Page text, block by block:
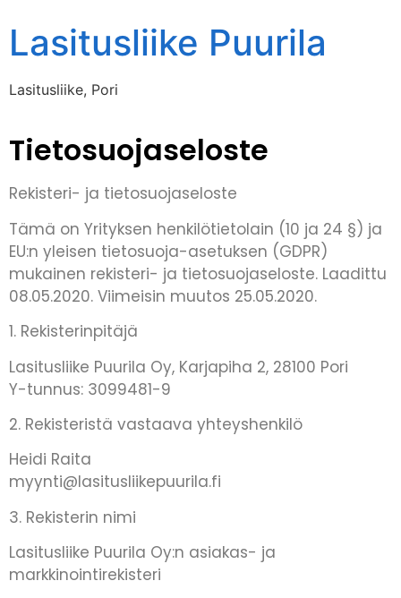
Lasitusliike Puurila
Lasitusliike, Pori
Tietosuojaseloste
Rekisteri- ja tietosuojaseloste
Tämä on Yrityksen henkilötietolain (10 ja 24 §) ja
EU:n yleisen tietosuoja-asetuksen (GDPR)
mukainen rekisteri- ja tietosuojaseloste. Laadittu
08.05.2020. Viimeisin muutos 25.05.2020.
1. Rekisterinpitäjä
Lasitusliike Puurila Oy, Karjapiha 2, 28100 Pori
Y-tunnus: 3099481-9
2. Rekisteristä vastaava yhteyshenkilö
Heidi Raita
myynti@lasitusliikepuurila.fi
3. Rekisterin nimi
Lasitusliike Puurila Oy:n asiakas- ja
markkinointirekisteri